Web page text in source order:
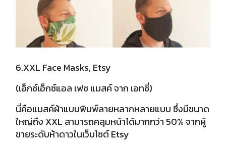
6.XXL Face Masks, Etsy
(เอ็กซ์เอ็กซ์แอล เฟซ แมสค์ จาก เอทซี่)
นี่คือแมสค์ผ้าแบบพิมพ์ลายหลากหลายแบบ ซึ่งมีขนาด
ใหญ่ถึง XXL สามารถคลุมหน้าได้มากกว่า 50% จากผู้
ขายระดับห้าดาวในเว็บไซต์ Etsy